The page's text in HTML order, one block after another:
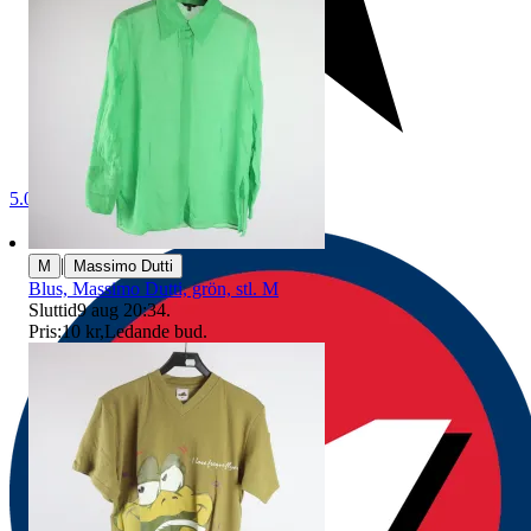
5.0
M | Massimo Dutti
Blus, Massimo Dutti, grön, stl. M
Sluttid9 aug 20:34.
Pris:10 kr,Ledande bud.